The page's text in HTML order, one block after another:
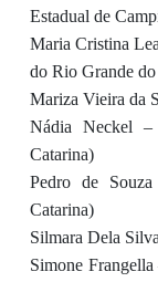
Estadual de
Maria Cristina
do Rio Grande
Mariza Vieira da
Nádia Neckel
Catarina)
Pedro de
Catarina)
Silmara Dela
Simone